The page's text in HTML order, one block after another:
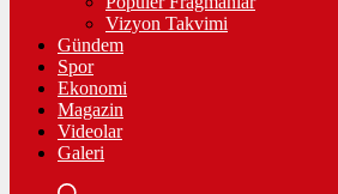
Vizyon Takvimi
Gündem
Spor
Ekonomi
Magazin
Videolar
Galeri